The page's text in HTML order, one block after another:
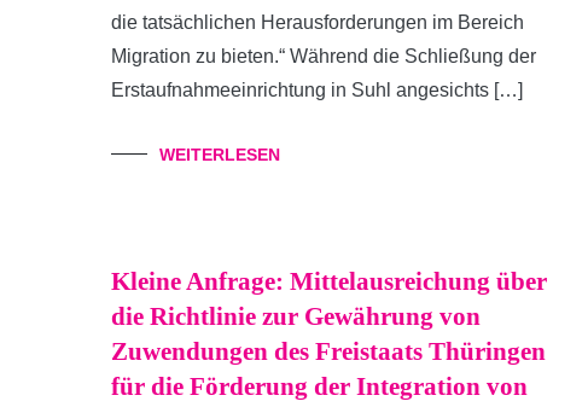
die tatsächlichen Herausforderungen im Bereich
Migration zu bieten.“ Während die Schließung der
Erstaufnahmeeinrichtung in Suhl angesichts […]
WEITERLESEN
Kleine Anfrage: Mittelausreichung über
die Richtlinie zur Gewährung von
Zuwendungen des Freistaats Thüringen
für die Förderung der Integration von